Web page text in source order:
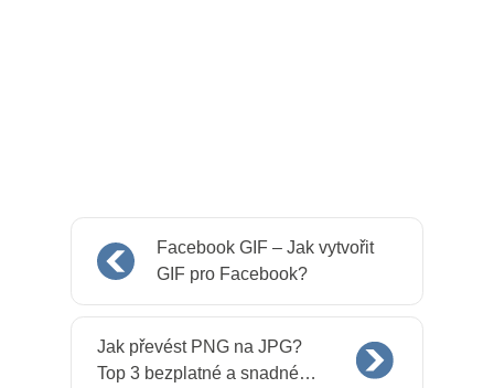
Facebook GIF – Jak vytvořit
GIF pro Facebook?
Jak převést PNG na JPG?
Top 3 bezplatné a snadné